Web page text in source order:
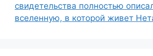
свидетельства полностью
вселенную, в которой живет